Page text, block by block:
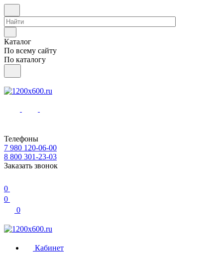
Каталог
По всему сайту
По каталогу
Телефоны
7 980 120-06-00
8 800 301-23-03
Заказать звонок
0
0
0
Кабинет